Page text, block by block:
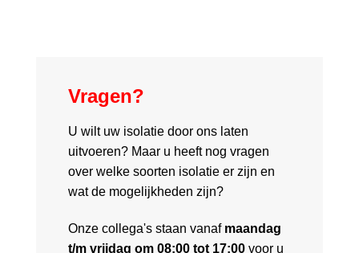
Vragen?
U wilt uw isolatie door ons laten
uitvoeren? Maar u heeft nog vragen
over welke soorten isolatie er zijn en
wat de mogelijkheden zijn?
Onze collega's staan vanaf maandag
t/m vrijdag om 08:00 tot 17:00 voor u